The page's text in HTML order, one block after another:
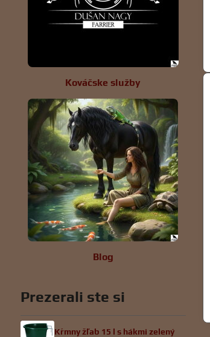
Kováčske služby
Blog
Prezerali ste si
Kŕmny žľab 15 l s hákmi zelený